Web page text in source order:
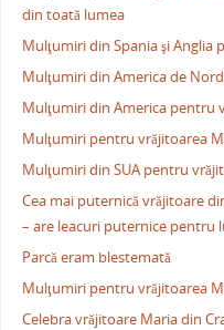
din toată lumea
Mulţumiri din Spania şi Anglia
Mulţumiri din America de
Mulţumiri din America pentru
Mulţumiri pentru vrăjitoarea
Mulţumiri din SUA pentru
Cea mai puternică vrăjitoare
– are leacuri puternice pentru
Parcă eram blestemată
Mulţumiri pentru vrăjitoarea
Celebra vrăjitoare Maria din